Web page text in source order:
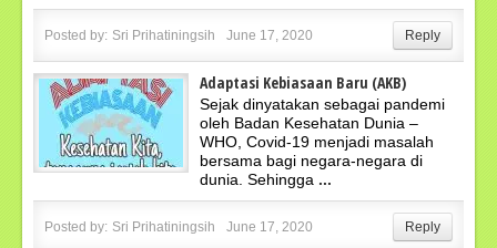
Posted by: Sri Prihatiningsih June 17, 2020 Reply
Adaptasi Kebiasaan Baru (AKB)
Sejak dinyatakan sebagai pandemi
oleh Badan Kesehatan Dunia –
WHO, Covid-19 menjadi masalah
bersama bagi negara-negara di
dunia. Sehingga ...
Posted by: Sri Prihatiningsih June 17, 2020 Reply